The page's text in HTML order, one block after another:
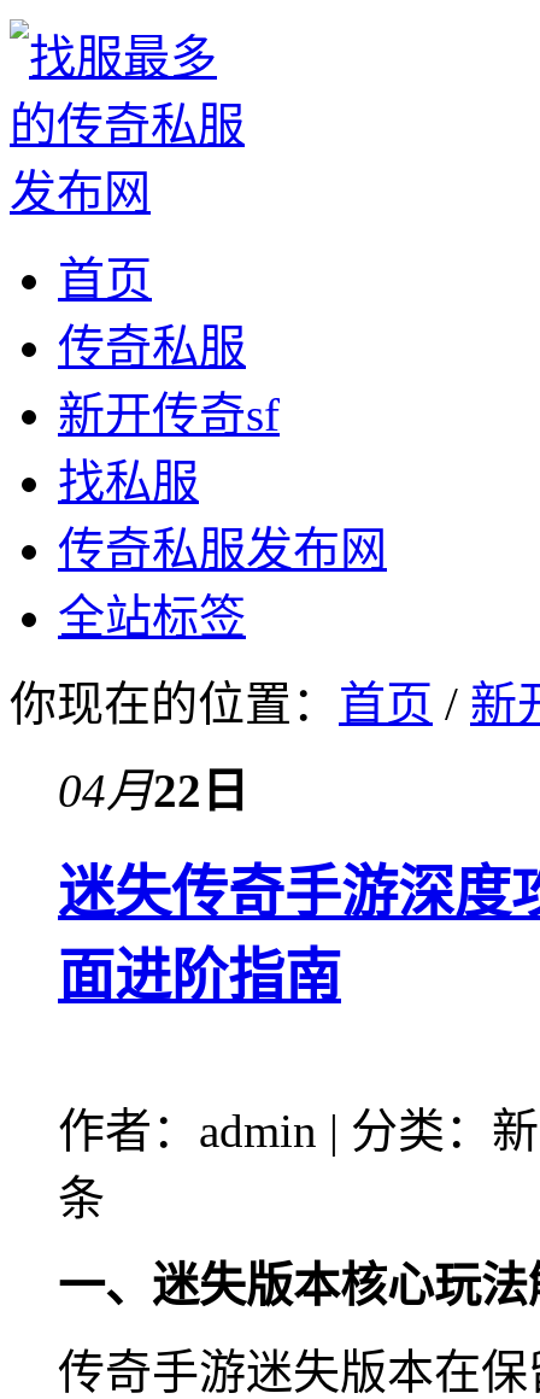
首页
传奇私服
新开传奇sf
找私服
传奇私服发布网
全站标签
你现在的位置： 首页 / 新
04月22日
迷失传奇手游深度
面进阶指南
作者：admin | 分类：
条
一、迷失版本核心玩法
传奇手游迷失版本在